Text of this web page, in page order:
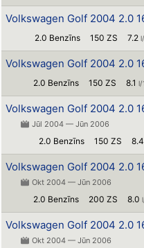
Volkswagen Golf 2004 2.0
2.0 Benzīns 150 ZS 7.2
Volkswagen Golf 2004 2.0
2.0 Benzīns 150 ZS 8.1l/
Volkswagen Golf 2004 2.0
Jūl 2004 — Jūn 2006
2.0 Benzīns 150 ZS 8.4
Volkswagen Golf 2004 2.0
Okt 2004 — Jūn 2006
2.0 Benzīns 200 ZS 8.0
Volkswagen Golf 2004 2.0
Okt 2004 — Jūn 2006